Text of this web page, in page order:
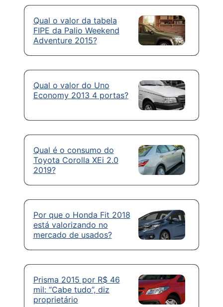
Qual o valor da tabela
FIPE da Palio Weekend
Adventure 2015?
Qual o valor do Uno
Economy 2013 4 portas?
Qual é o consumo do
Toyota Corolla XEi 2.0
2019?
Por que o Honda Fit 2018
está valorizando no
mercado de usados?
Prisma 2015 por R$ 46
mil: “Cabe tudo”, diz
proprietário